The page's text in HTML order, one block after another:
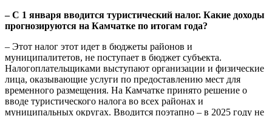
– С 1 января вводится туристический налог. Какие доходы
прогнозируются на Камчатке по итогам года?
– Этот налог этот идет в бюджеты районов и
муниципалитетов, не поступает в бюджет субъекта.
Налогоплательщиками выступают организации и физические
лица, оказывающие услуги по предоставлению мест для
временного размещения. На Камчатке принято решение о
вводе туристического налога во всех районах и
муниципальных округах. Вводится поэтапно – в 2025 году не